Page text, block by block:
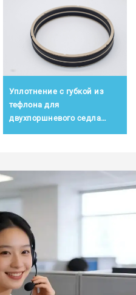
Уплотнение с губкой из
тефлона для
двухпоршневого седла